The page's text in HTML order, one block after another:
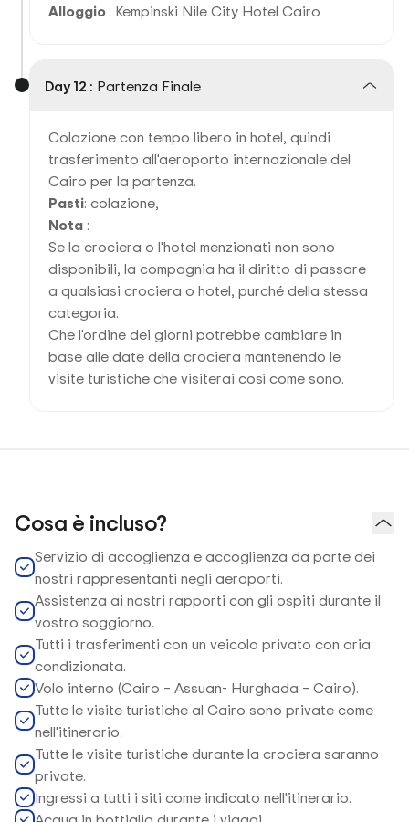
Alloggio: Kempinski Nile City Hotel Cairo
Day 12 : Partenza Finale
Colazione con tempo libero in hotel, quindi
trasferimento all'aeroporto internazionale del
Cairo per la partenza.
Pasti: colazione,
Nota :
Se la crociera o l'hotel menzionati non sono
disponibili, la compagnia ha il diritto di passare
a qualsiasi crociera o hotel, purché della stessa
categoria.
Che l'ordine dei giorni potrebbe cambiare in
base alle date della crociera mantenendo le
visite turistiche che visiterai così come sono.
Cosa è incluso?
Servizio di accoglienza e accoglienza da parte dei
nostri rappresentanti negli aeroporti.
Assistenza ai nostri rapporti con gli ospiti durante il
vostro soggiorno.
Tutti i trasferimenti con un veicolo privato con aria
condizionata.
Volo interno (Cairo – Assuan- Hurghada – Cairo).
Tutte le visite turistiche al Cairo sono private come
nell'itinerario.
Tutte le visite turistiche durante la crociera saranno
private.
Ingressi a tutti i siti come indicato nell'itinerario.